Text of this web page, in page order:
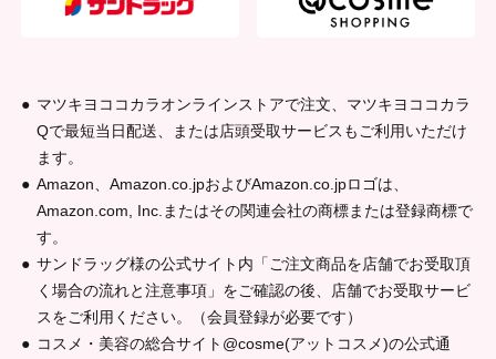
マツキヨココカラオンラインストアで注文、マツキヨココカラ
Qで最短当日配送、または店頭受取サービスもご利用いただけ
ます。
Amazon、Amazon.co.jpおよびAmazon.co.jpロゴは、
Amazon.com, Inc.またはその関連会社の商標または登録商標で
す。
サンドラッグ様の公式サイト内「ご注文商品を店舗でお受取頂
く場合の流れと注意事項」をご確認の後、店舗でお受取サービ
スをご利用ください。（会員登録が必要です）
コスメ・美容の総合サイト@cosme(アットコスメ)の公式通